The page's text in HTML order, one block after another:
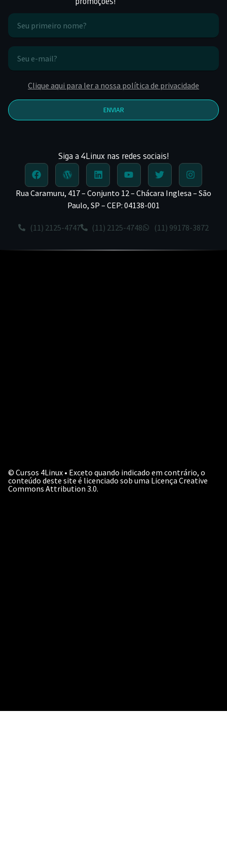
Clique aqui para ler a nossa política de privacidade
ENVIAR
Siga a 4Linux nas redes sociais!
Rua Caramuru, 417 – Conjunto 12 – Chácara Inglesa – São
Paulo, SP – CEP: 04138-001
(11) 2125-4747 (11) 2125-4748 (11) 99178-3872
© Cursos 4Linux • Exceto quando indicado em contrário, o
conteúdo deste site é licenciado sob uma Licença Creative
Commons Attribution 3.0.